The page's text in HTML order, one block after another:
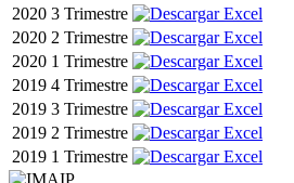
2020 3 Trimestre
2020 2 Trimestre
2020 1 Trimestre
2019 4 Trimestre
2019 3 Trimestre
2019 2 Trimestre
2019 1 Trimestre